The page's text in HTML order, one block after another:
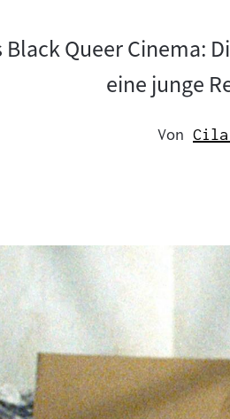
Black Queer Cinema:
eine junge
Von Cila